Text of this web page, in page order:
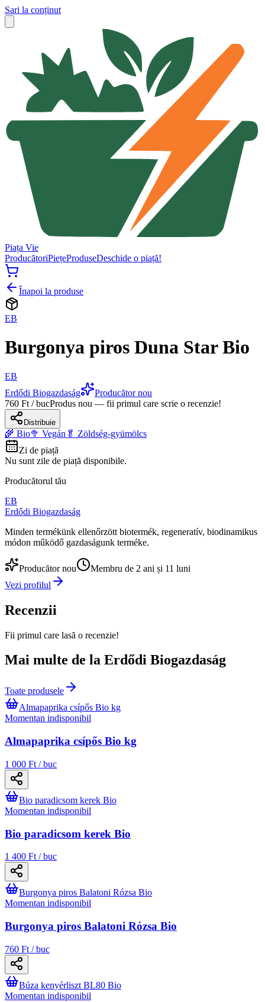
Sari la conținut
Piața Vie
ProducătoriPiețeProduseDeschide o piață!
Înapoi la produse
EB
Burgonya piros Duna Star Bio
EB
Erdődi Biogazdaság
Producător nou
760 Ft / bucProdus nou — fii primul care scrie o recenzie!
Distribuie
🌾 Bio🥦 Vegán 🥬 Zöldség-gyümölcs
Zi de piață
Nu sunt zile de piață disponibile.
Producătorul tău
EB
Erdődi Biogazdaság
Minden termékünk ellenőrzött biotermék, regeneratív, biodinamikus
módon működő gazdaságunk terméke.
Producător nou
Membru de 2 ani și 11 luni
Vezi profilul
Recenzii
Fii primul care lasă o recenzie!
Mai multe de la Erdődi Biogazdaság
Toate produsele
Almapaprika csípős Bio kg
Momentan indisponibil
Almapaprika csípős Bio kg
1 000 Ft / buc
Bio paradicsom kerek Bio
Momentan indisponibil
Bio paradicsom kerek Bio
1 400 Ft / buc
Burgonya piros Balatoni Rózsa Bio
Momentan indisponibil
Burgonya piros Balatoni Rózsa Bio
760 Ft / buc
Búza kenyérliszt BL80 Bio
Momentan indisponibil